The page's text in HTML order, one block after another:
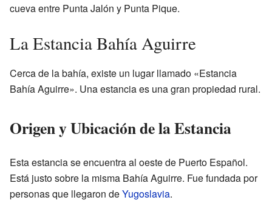
cueva entre Punta Jalón y Punta Pique.
La Estancia Bahía Aguirre
Cerca de la bahía, existe un lugar llamado «Estancia
Bahía Aguirre». Una estancia es una gran propiedad rural.
Origen y Ubicación de la Estancia
Esta estancia se encuentra al oeste de Puerto Español.
Está justo sobre la misma Bahía Aguirre. Fue fundada por
personas que llegaron deYugoslavia.